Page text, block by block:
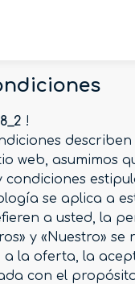
!
web, asumimos
condiciones
se aplica a
a usted, la
y «Nuestro»
a la oferta, la
con el